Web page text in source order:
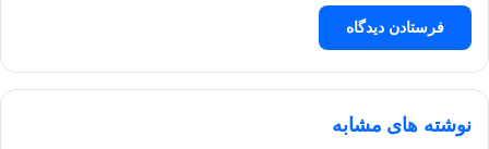
نوشته های مشابه